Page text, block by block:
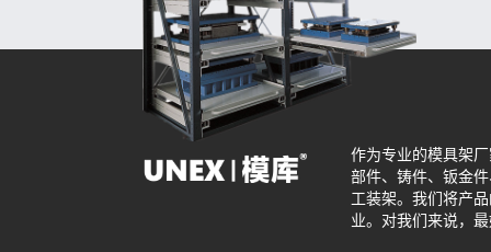
作为专业的模具架
部件、铸件、钣金
工装架。我们将产
业。对我们来说，